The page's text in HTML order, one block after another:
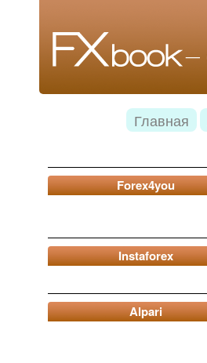
Главная
Forex4you
Instaforex
Alpari